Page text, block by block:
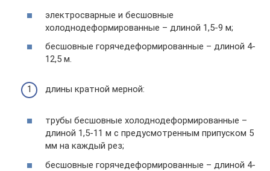
электросварные и бесшовные
холоднодеформированные – длиной 1,5-9 м;
бесшовные горячедеформированные – длиной 4-
12,5 м.
длины кратной мерной:
трубы бесшовные холоднодеформированные –
длиной 1,5-11 м с предусмотренным припуском 5
мм на каждый рез;
бесшовные горячедеформированные – длиной 4-